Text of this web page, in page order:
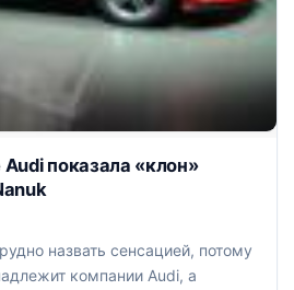
показала «клон»
назвать сенсацией, потому
компании Audi, а